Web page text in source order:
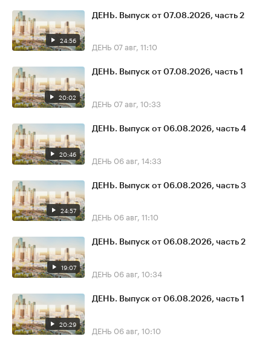
24:56
ДЕНЬ. Выпуск от 07.08.2026, часть 2
ДЕНЬ 07 авг, 11:10
20:02
ДЕНЬ. Выпуск от 07.08.2026, часть 1
ДЕНЬ 07 авг, 10:33
20:46
ДЕНЬ. Выпуск от 06.08.2026, часть 4
ДЕНЬ 06 авг, 14:33
24:57
ДЕНЬ. Выпуск от 06.08.2026, часть 3
ДЕНЬ 06 авг, 11:10
19:07
ДЕНЬ. Выпуск от 06.08.2026, часть 2
ДЕНЬ 06 авг, 10:34
20:29
ДЕНЬ. Выпуск от 06.08.2026, часть 1
ДЕНЬ 06 авг, 10:10